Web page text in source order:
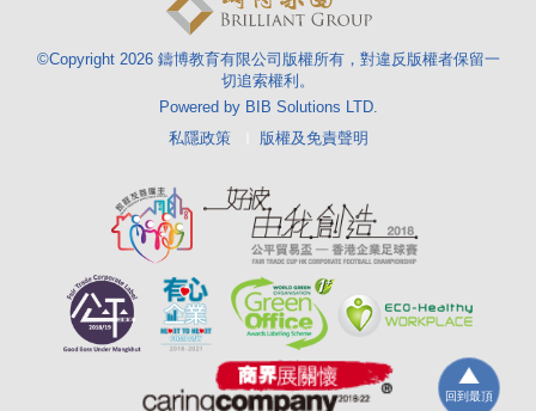
©Copyright 2026鑄博教育有限公司版權所有，對違反版權者保留一
切追索權利。
Powered by BIB Solutions LTD.
私隱政策
版權及免責聲明
回到最頂